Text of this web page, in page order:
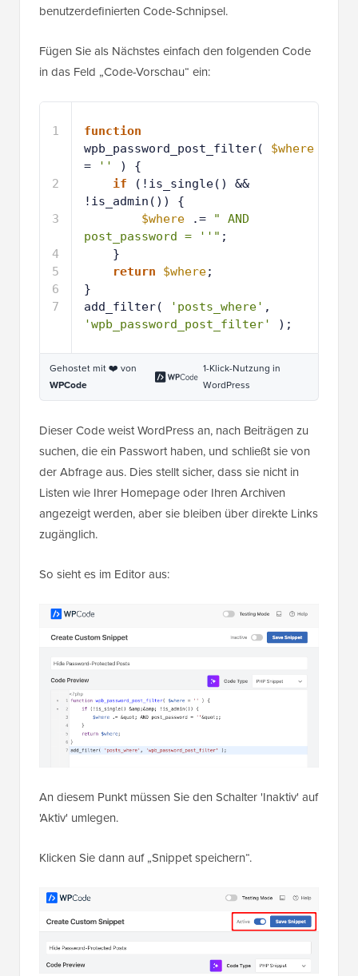
benutzerdefinierten Code-Schnipsel.
Fügen Sie als Nächstes einfach den folgenden Code
in das Feld „Code-Vorschau“ ein:
1
2
3
4
5
6
7
function
wpb_password_post_filter( $where
=
''
) {
if
(!is_single() &&
!is_admin()) {
$where
.=
" AND
post_password = ''" ;
}
return
$where;
}
add_filter(
'posts_where'
'wpb_password_post_filter'
);
Gehostet mit ❤️ von
WPCode
1-Klick-Nutzung in
WordPress
Dieser Code weist WordPress an, nach Beiträgen zu
suchen, die ein Passwort haben, und schließt sie von
der Abfrage aus. Dies stellt sicher, dass sie nicht in
Listen wie Ihrer Homepage oder Ihren Archiven
angezeigt werden, aber sie bleiben über direkte Links
zugänglich.
So sieht es im Editor aus:
An diesem Punkt müssen Sie den Schalter 'Inaktiv' auf
'Aktiv' umlegen.
Klicken Sie dann auf „Snippet speichern“.